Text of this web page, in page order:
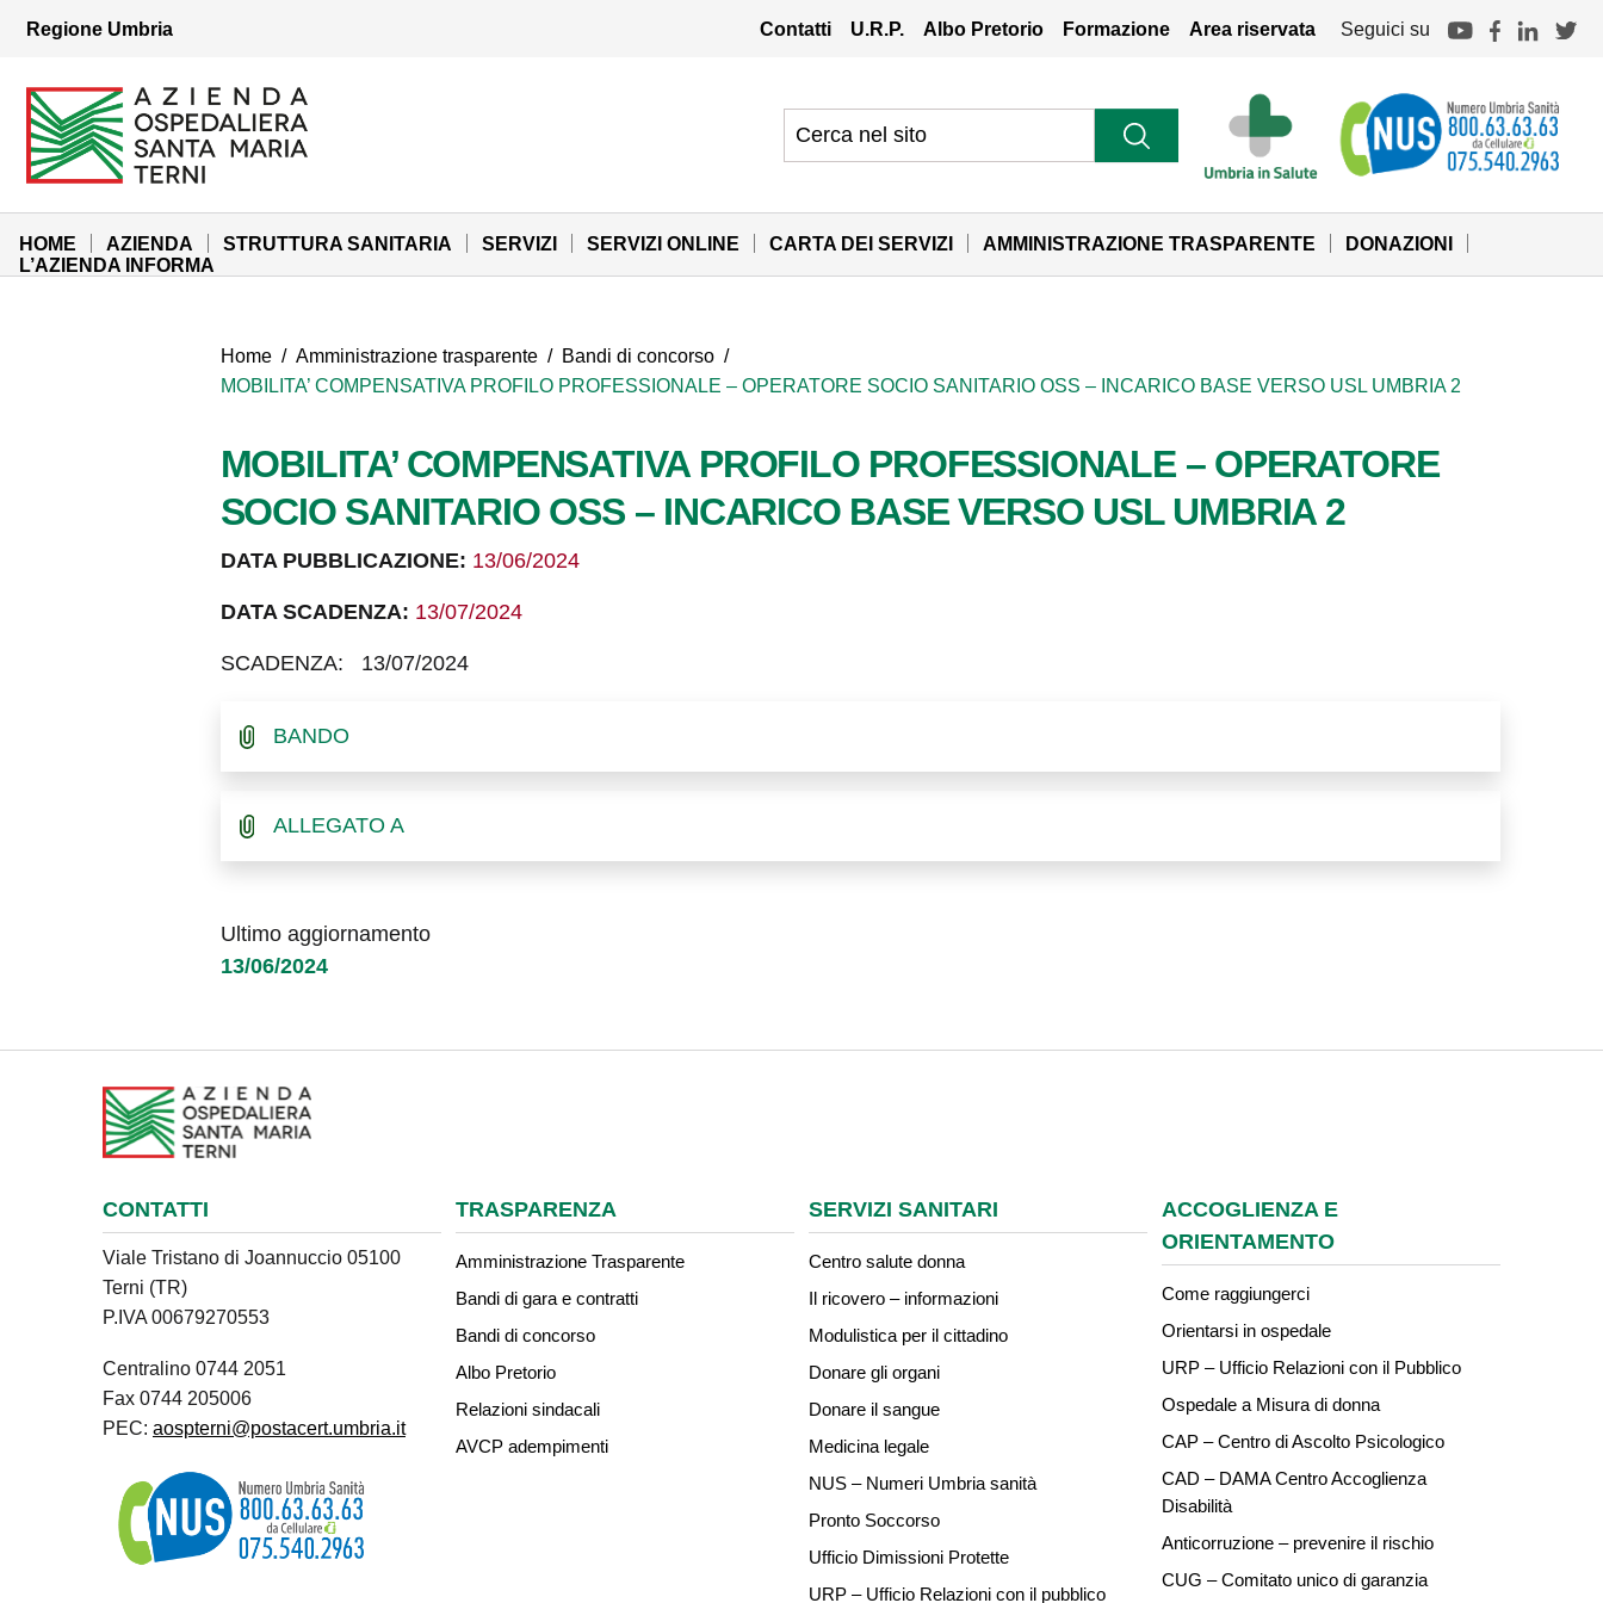
Vai al menu di navigazione
Regione Umbria Contatti U.R.P. Albo Pretorio Formazione Area riservata Seguici su
Azienda Ospedaliera Santa Maria di Terni
Sito Istituzionale
HOME AZIENDA STRUTTURA SANITARIA SERVIZI SERVIZI ONLINE CARTA DEI SERVIZI AMMINISTRAZIONE TRASPARENTE
DONAZIONI
L’AZIENDA INFORMA
Home / Amministrazione trasparente / Bandi di concorso /
MOBILITA’ COMPENSATIVA PROFILO PROFESSIONALE – OPERATORE SOCIO SANITARIO OSS – INCARICO BASE VERSO USL UMBRIA 2
MOBILITA’ COMPENSATIVA PROFILO PROFESSIONALE – OPERATORE
SOCIO SANITARIO OSS – INCARICO BASE VERSO USL UMBRIA 2
DATA PUBBLICAZIONE: 13/06/2024
DATA SCADENZA: 13/07/2024
SCADENZA: 13/07/2024
BANDO
ALLEGATO A
Ultimo aggiornamento
13/06/2024
CONTATTI
Viale Tristano di Joannuccio 05100
Terni (TR)
P.IVA 00679270553
Centralino 0744 2051
Fax 0744 205006
PEC: aospterni@postacert.umbria.it
TRASPARENZA
Amministrazione Trasparente
Bandi di gara e contratti
Bandi di concorso
Albo Pretorio
Relazioni sindacali
AVCP adempimenti
SERVIZI SANITARI
Centro salute donna
Il ricovero – informazioni
Modulistica per il cittadino
Donare gli organi
Donare il sangue
Medicina legale
NUS – Numeri Umbria sanità
Pronto Soccorso
Ufficio Dimissioni Protette
URP – Ufficio Relazioni con il pubblico
ACCOGLIENZA E
ORIENTAMENTO
Come raggiungerci
Orientarsi in ospedale
URP – Ufficio Relazioni con il Pubblico
Ospedale a Misura di donna
CAP – Centro di Ascolto Psicologico
CAD – DAMA Centro Accoglienza
Disabilità
Anticorruzione – prevenire il rischio
CUG – Comitato unico di garanzia